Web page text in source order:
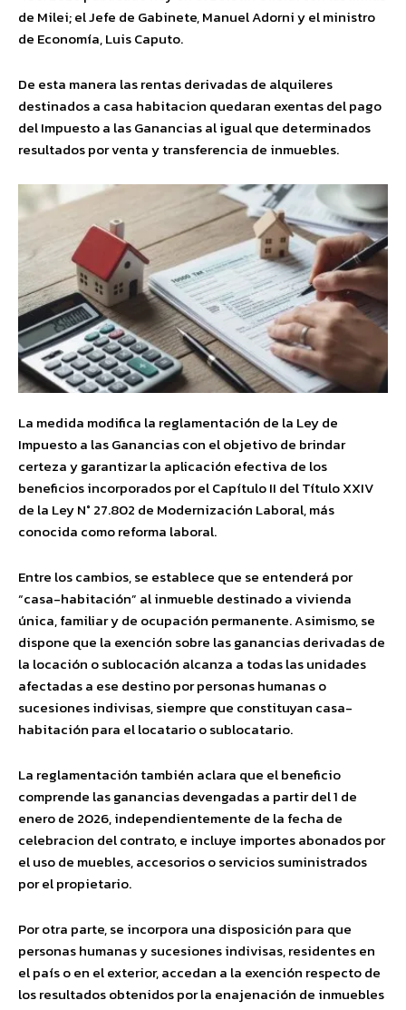
de Milei; el Jefe de Gabinete, Manuel Adorni y el ministro
de Economía, Luis Caputo.
De esta manera las rentas derivadas de alquileres
destinados a casa habitacion quedaran exentas del pago
del Impuesto a las Gananciasal igual que determinados
resultados por venta y transferencia de inmuebles.
La medida modifica la reglamentación de la Ley de
Impuesto a las Ganancias con el objetivo de brindar
certeza y garantizar la aplicación efectiva de los
beneficios incorporados por el Capítulo II del Título XXIV
de la Ley N° 27.802 de Modernización Laboral, más
conocida como reforma laboral.
Entre los cambios, se establece que se entenderá por
“casa-habitación” al inmueble destinado a vivienda
única, familiar y de ocupación permanente. Asimismo, se
dispone que la exención sobre las ganancias derivadas de
la locación o sublocación alcanza a todas las unidades
afectadas a ese destino por personas humanas o
sucesiones indivisas, siempre que constituyan casa-
habitación para el locatario o sublocatario.
La reglamentación también aclara que el beneficio
comprende las ganancias devengadas a partir del 1 de
enero de 2026, independientemente de la fecha de
celebracion del contrato, e incluye importes abonados por
el uso de muebles, accesorios o servicios suministrados
por el propietario.
Por otra parte, se incorpora una disposición para que
personas humanas y sucesiones indivisas, residentes en
el país o en el exterior, accedan a la exención respecto de
los resultados obtenidos por la enajenación de inmuebles